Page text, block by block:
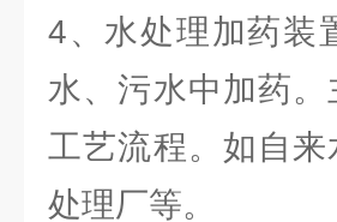
4、水处理加药装
水、污水中加药
工艺流程。如自
处理厂等。